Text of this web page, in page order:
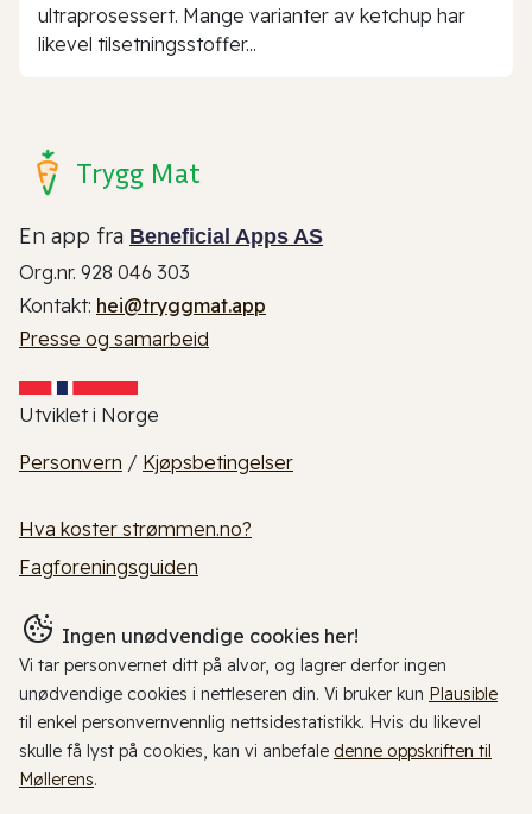
ultraprosessert. Mange varianter av ketchup har
likevel tilsetningsstoffer...
Trygg Mat
En app fra Beneficial Apps AS
Org.nr. 928 046 303
Kontakt: hei@tryggmat.app
Presse og samarbeid
Utviklet i Norge
Personvern / Kjøpsbetingelser
Hva koster strømmen.no?
Fagforeningsguiden
Ingen unødvendige cookies her!
Vi tar personvernet ditt på alvor, og lagrer derfor ingen
unødvendige cookies i nettleseren din. Vi bruker kun Plausible
til enkel personvernvennlig nettsidestatistikk. Hvis du likevel
skulle få lyst på cookies, kan vi anbefale denne oppskriften til
Møllerens.